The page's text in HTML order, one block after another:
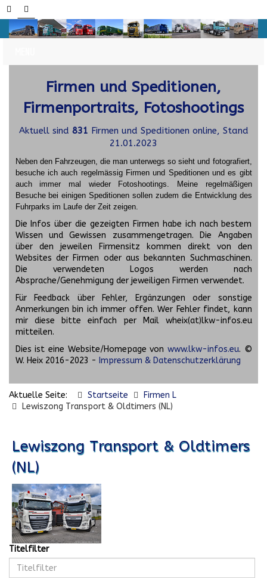
Firmen und Speditionen,
Firmenportraits, Fotoshootings
Aktuell sind 831 Firmen und Speditionen online, Stand
21.01.2023
Neben den Fahrzeugen, die man unterwegs so sieht und fotografiert,
besuche ich auch regelmässig Firmen und Speditionen und es gibt
auch immer mal wieder Fotoshootings.
Meine regelmäßigen
Besuche bei einigen Speditionen sollen zudem die Entwicklung des
Fuhrparks im Laufe der Zeit zeigen.
Die Infos über die gezeigten Firmen habe ich nach bestem
Wissen und Gewissen zusammengetragen. Die Angaben
über den jeweilen Firmensitz kommen direkt von den
Websites der Firmen oder aus bekannten Suchmaschinen.
Die verwendeten Logos werden nach
Absprache/Genehmigung der jeweiligen Firmen verwendet.
Für Feedback über Fehler, Ergänzungen oder sonstige
Anmerkungen bin ich immer offen. Wer Fehler findet, kann
mir diese bitte einfach per Mail wheix(at)lkw-infos.eu
mitteilen.
Dies ist eine Website/Homepage von www.lkw-infos.eu. ©
W. Heix 2016-2023 - Impressum & Datenschutzerklärung
Aktuelle Seite: Startseite
Firmen L
Lewiszong Transport & Oldtimers (NL)
Lewiszong Transport & Oldtimers
(NL)
Titelfilter